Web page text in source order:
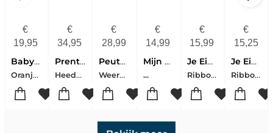
€
19,95
Babybijbel Deel 2
Oranje, Corien
€
34,95
Prentenbijbel (2023)
Heede, Sylvia Vanden
€
28,99
Peuterbijbel
Weerd, Willemijn De Berge, Marieke Ten
€
14,99
Mijn Eigen Foto Babybijbel
...
€
15,99
Je Eigen Doopbijbel Meisje
Ribbons, Lizzie
€
15,25
Je Eigen Doopbijbel Jongen
Ribbons, Lizzie